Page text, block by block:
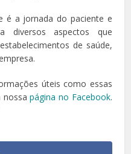
é a jornada do paciente e
diversos aspectos que
de saúde,
úteis como essas
nossapágina no Facebook.